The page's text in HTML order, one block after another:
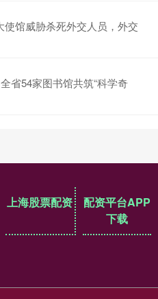
馆威胁杀死外交人员，外交
省54家图书馆共筑“科学奇
上海股票配资
配资平台APP
下载